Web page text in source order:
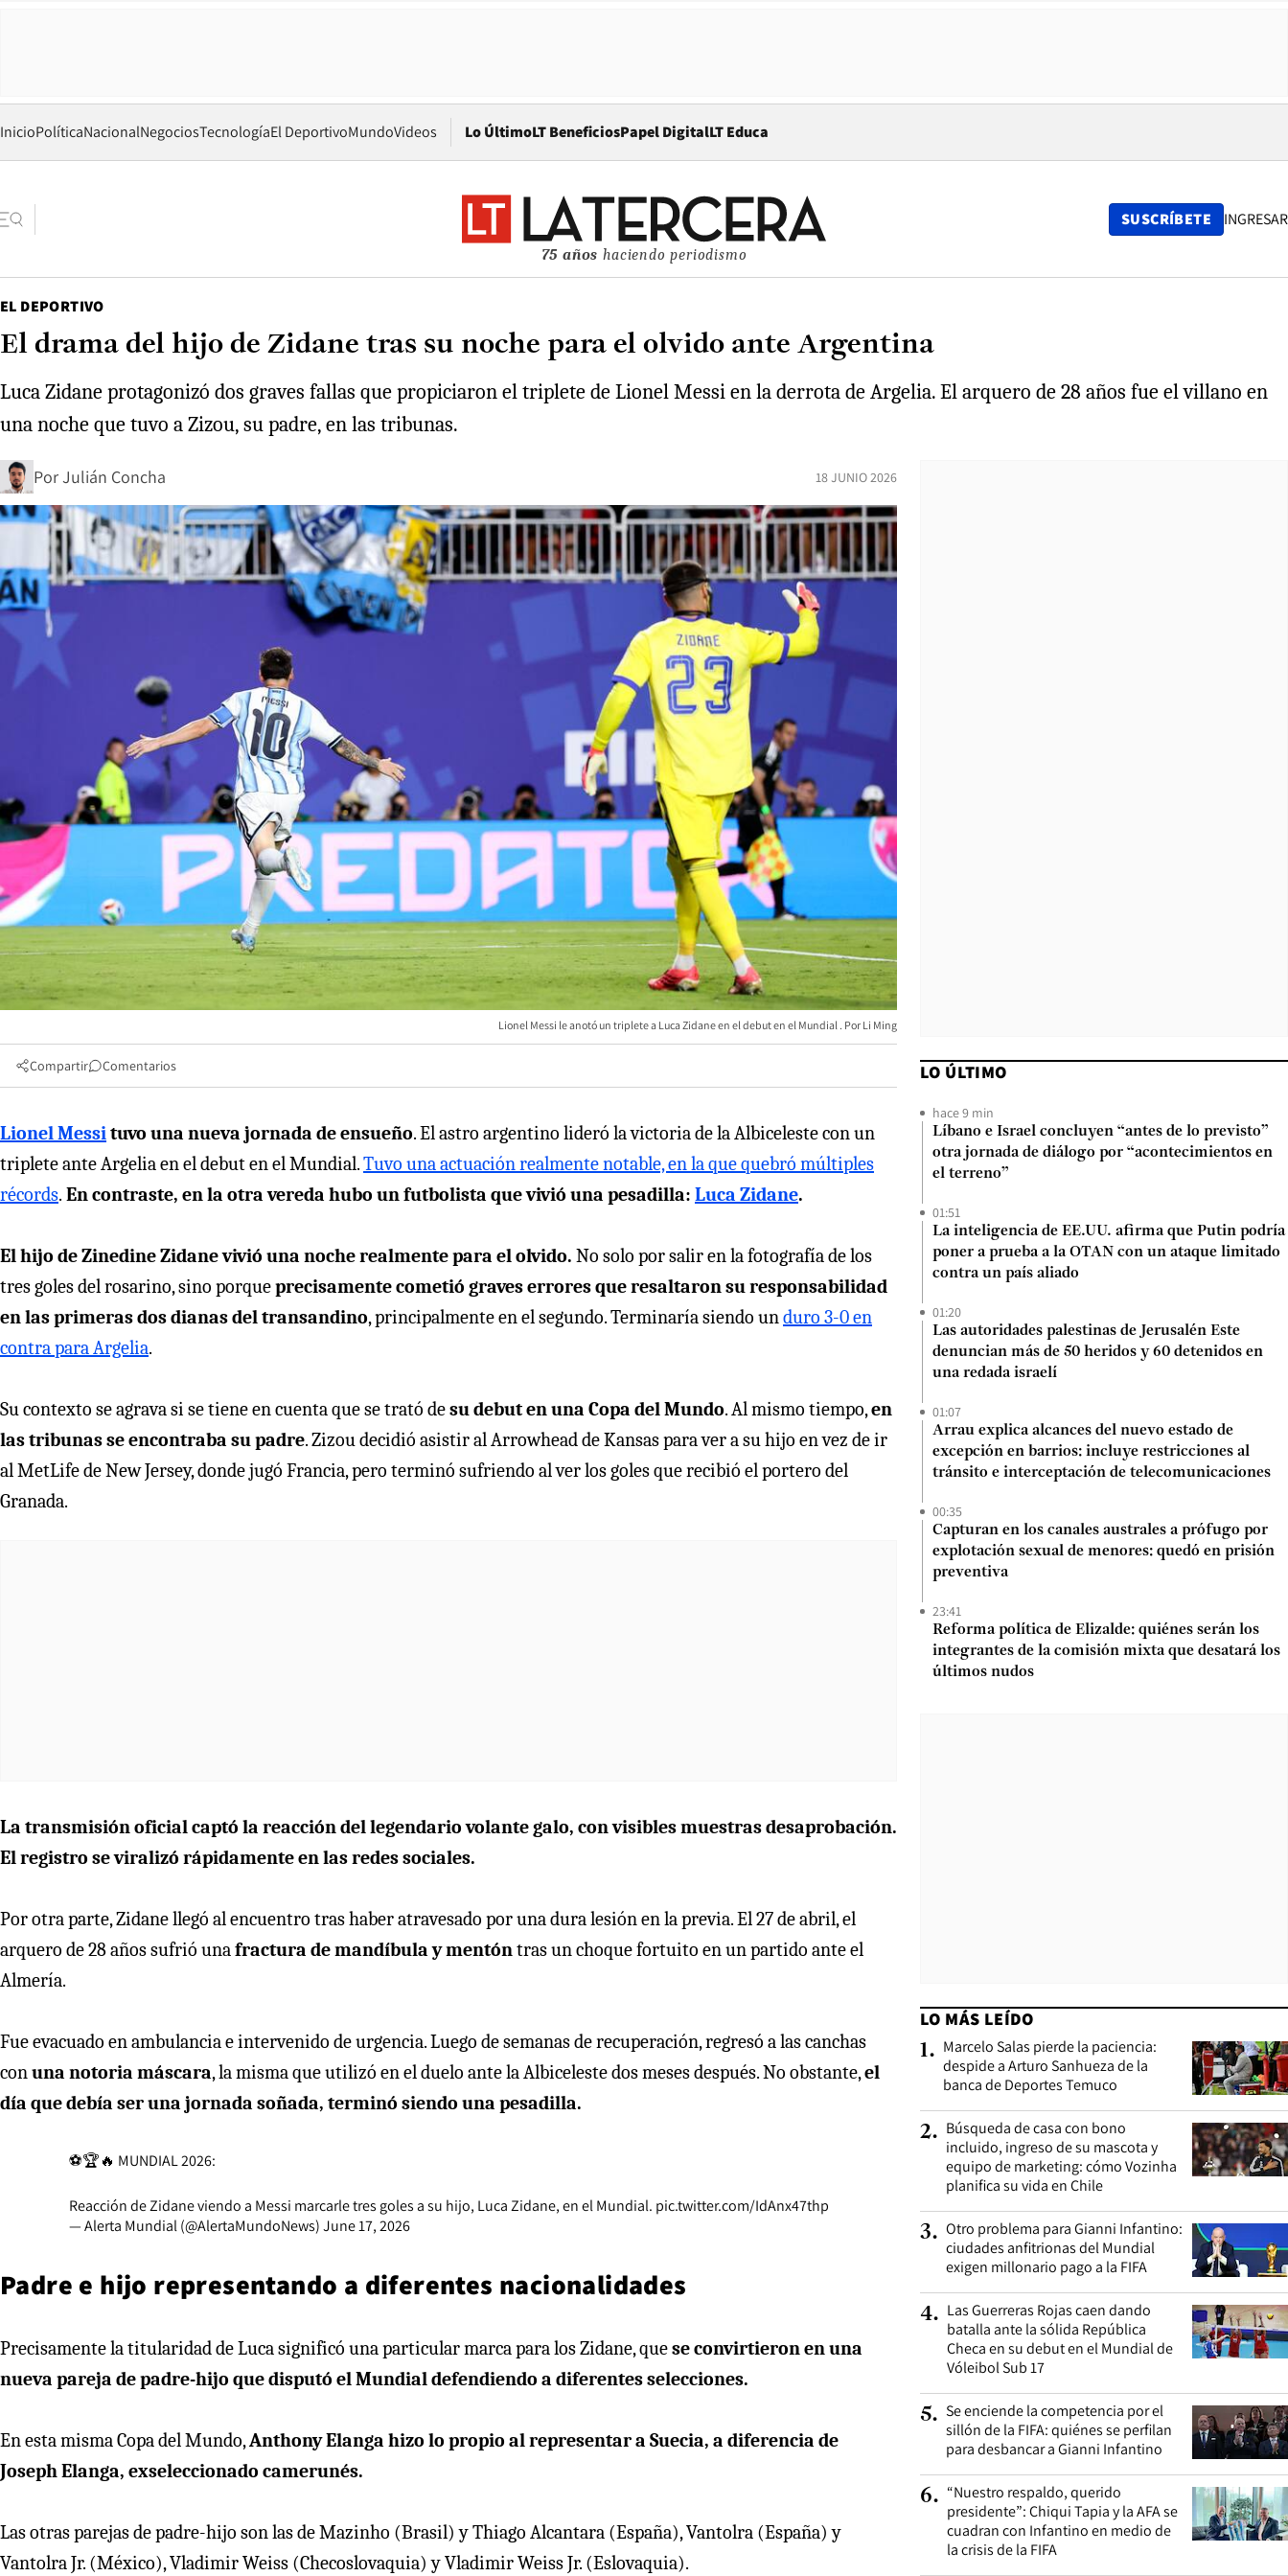
InicioPolíticaNacionalNegociosTecnologíaEl DeportivoMundoVideos Lo ÚltimoLT BeneficiosPapel DigitalOpens in new window
LT Educa
75 años haciendo periodismo
SUSCRÍBETE INGRESAR
EL DEPORTIVO
El drama del hijo de Zidane tras su noche para el olvido ante Argentina
Luca Zidane protagonizó dos graves fallas que propiciaron el triplete de Lionel Messi en la derrota de Argelia. El arquero de 28 años fue el villano en
una noche que tuvo a Zizou, su padre, en las tribunas.
PorJulián Concha 18 JUNIO 2026
Lionel Messi le anotó un triplete a Luca Zidane en el debut en el Mundial Li Ming
Compartir Comentarios
Lionel Messituvo una nueva jornada de ensueño. El astro argentino lideró la victoria de la Albiceleste con un
triplete ante Argelia en el debut en el Mundial.Tuvo una actuación realmente notable, en la que quebró múltiples
récords. En contraste, en la otra vereda hubo un futbolista que vivió una pesadilla: Luca Zidane.
El hijo de Zinedine Zidane vivió una noche realmente para el olvido. No solo por salir en la fotografía de los
tres goles del rosarino, sino porqueprecisamente cometió graves errores que resaltaron su responsabilidad
en las primeras dos dianas del transandino, principalmente en el segundo. Terminaría siendo unduro 3-0 en
contra para Argelia.
Su contexto se agrava si se tiene en cuenta que se trató desu debut en una Copa del Mundo. Al mismo tiempo,en
las tribunas se encontraba su padre. Zizou decidió asistir al Arrowhead de Kansas para ver a su hijo en vez de ir
al MetLife de New Jersey, donde jugó Francia, pero terminó sufriendo al ver los goles que recibió el portero del
Granada.
La transmisión oficial captó la reacción del legendario volante galo, con visibles muestras desaprobación.
El registro se viralizó rápidamente en las redes sociales.
Por otra parte, Zidane llegó al encuentro tras haber atravesado por una dura lesión en la previa. El 27 de abril, el
arquero de 28 años sufrió unafractura de mandíbula y mentóntras un choque fortuito en un partido ante el
Almería.
Fue evacuado en ambulancia e intervenido de urgencia. Luego de semanas de recuperación, regresó a las canchas
conuna notoria máscara, la misma que utilizó en el duelo ante la Albiceleste dos meses después. No obstante,el
día que debía ser una jornada soñada, terminó siendo una pesadilla.
⚽️🏆🔥 MUNDIAL 2026:
Reacción de Zidane viendo a Messi marcarle tres goles a su hijo, Luca Zidane, en el Mundial. pic.twitter.com/IdAnx47thp
— Alerta Mundial (@AlertaMundoNews)June 17, 2026
Padre e hijo representando a diferentes nacionalidades
Precisamente la titularidad de Luca significó una particular marca para los Zidane, quese convirtieron en una
nueva pareja de padre-hijo que disputó el Mundial defendiendo a diferentes selecciones.
En esta misma Copa del Mundo,Anthony Elanga hizo lo propio al representar a Suecia, a diferencia de
Joseph Elanga, exseleccionado camerunés.
Las otras parejas de padre-hijo son las de Mazinho (Brasil) y Thiago Alcantara (España), Vantolra (España) y
Vantolra Jr. (México), Vladimir Weiss (Checoslovaquia) y Vladimir Weiss Jr. (Eslovaquia).
LO ÚLTIMO
hace 9 min
Líbano e Israel concluyen “antes de lo previsto”
otra jornada de diálogo por “acontecimientos en
el terreno”
01:51
La inteligencia de EE.UU. afirma que Putin podría
poner a prueba a la OTAN con un ataque limitado
contra un país aliado
01:20
Las autoridades palestinas de Jerusalén Este
denuncian más de 50 heridos y 60 detenidos en
una redada israelí
01:07
Arrau explica alcances del nuevo estado de
excepción en barrios: incluye restricciones al
tránsito e interceptación de telecomunicaciones
00:35
Capturan en los canales australes a prófugo por
explotación sexual de menores: quedó en prisión
preventiva
23:41
Reforma política de Elizalde: quiénes serán los
integrantes de la comisión mixta que desatará los
últimos nudos
LO MÁS LEÍDO
1. Marcelo Salas pierde la paciencia:
despide a Arturo Sanhueza de la
banca de Deportes Temuco
2. Búsqueda de casa con bono
incluido, ingreso de su mascota y
equipo de marketing: cómo Vozinha
planifica su vida en Chile
3. Otro problema para Gianni Infantino:
ciudades anfitrionas del Mundial
exigen millonario pago a la FIFA
4. Las Guerreras Rojas caen dando
batalla ante la sólida República
Checa en su debut en el Mundial de
Vóleibol Sub 17
5. Se enciende la competencia por el
sillón de la FIFA: quiénes se perfilan
para desbancar a Gianni Infantino
6. “Nuestro respaldo, querido
presidente”: Chiqui Tapia y la AFA se
cuadran con Infantino en medio de
la crisis de la FIFA